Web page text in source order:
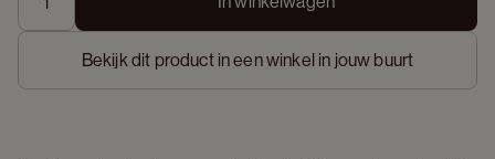
Bekijk dit product in een winkel in jouw buurt